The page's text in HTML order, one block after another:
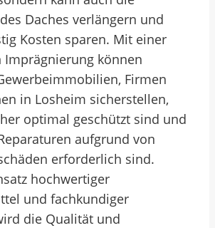
Daches verlängern und
Kosten sparen. Mit einer
Imprägnierung können
Firmen
in Losheim sicherstellen,
optimal geschützt sind und
aufgrund von
erforderlich sind.
hochwertiger
und fachkundiger
die Qualität und